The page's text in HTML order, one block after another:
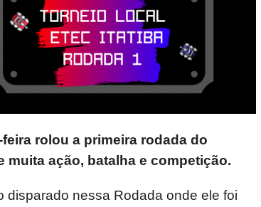
rolou a primeira rodada do
muita ação, batalha e competição.
disparado nessa Rodada onde ele foi